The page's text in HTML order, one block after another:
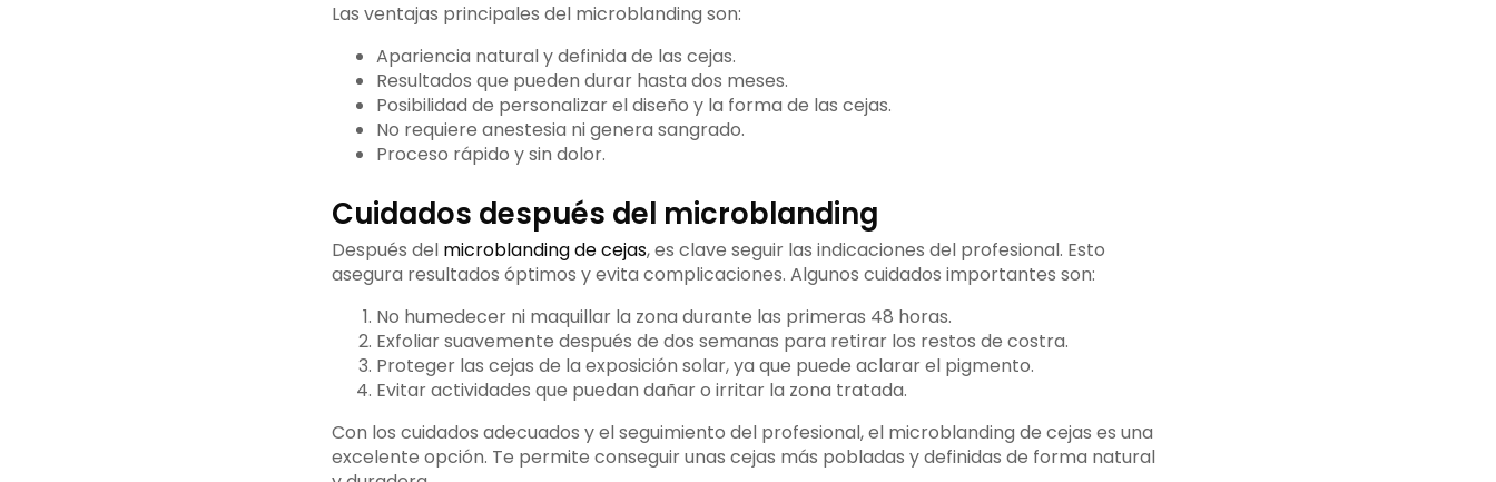
Las ventajas principales del microblanding son:
Apariencia natural y definida de las cejas.
Resultados que pueden durar hasta dos meses.
Posibilidad de personalizar el diseño y la forma de las cejas.
No requiere anestesia ni genera sangrado.
Proceso rápido y sin dolor.
Cuidados después del microblanding
Después del microblanding de cejas, es clave seguir las indicaciones del profesional. Esto
asegura resultados óptimos y evita complicaciones. Algunos cuidados importantes son:
No humedecer ni maquillar la zona durante las primeras 48 horas.
Exfoliar suavemente después de dos semanas para retirar los restos de costra.
Proteger las cejas de la exposición solar, ya que puede aclarar el pigmento.
Evitar actividades que puedan dañar o irritar la zona tratada.
Con los cuidados adecuados y el seguimiento del profesional, el microblanding de cejas es una
excelente opción. Te permite conseguir unas cejas más pobladas y definidas de forma natural